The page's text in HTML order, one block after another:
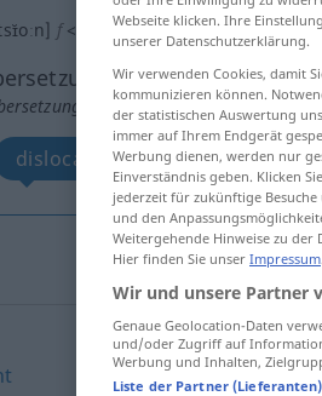
f < Dislokation ;Dislokationen>
anklicken/antippen)
dislocation, displacement
Webseite klicken. Ihre
unserer Datenschutzerklärung.
Wir verwenden Cookies, damit
kommunizieren können.
der statistischen Auswertung
immer auf Ihrem Endgerät
Werbung dienen, werden nur
Einverständnis geben. Klicken
jederzeit für zukünftige
und den
Weitergehende Hinweise zu
Hier finden Sie unser Impressum
Wir und unsere Partner
Genaue Geolocation-Daten
und/oder Zugriff auf
Werbung und Inhalten,
Liste der Partner (Lieferanten)